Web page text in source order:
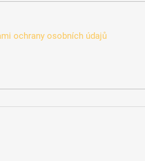
ochrany osobních údajů